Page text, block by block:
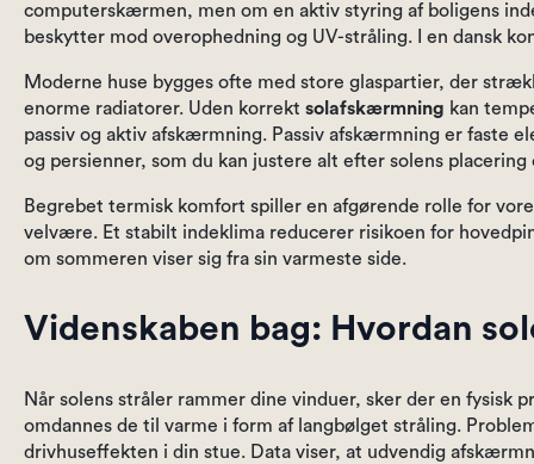
computerskærmen, men om en aktiv styring af boligens
beskytter mod overophedning og UV-stråling. I en dansk
Moderne huse bygges ofte med store glaspartier, der
enorme radiatorer. Uden korrekt solafskærmning kan
passiv og aktiv afskærmning. Passiv afskærmning er faste
og persienner, som du kan justere alt efter solens
Begrebet termisk komfort spiller en afgørende rolle for
velvære. Et stabilt indeklima reducerer risikoen for
om sommeren viser sig fra sin varmeste side.
Videnskaben bag: Hvordan
Når solens stråler rammer dine vinduer, sker der en
omdannes de til varme i form af langbølget stråling.
drivhuseffekten i din stue. Data viser, at udvendig